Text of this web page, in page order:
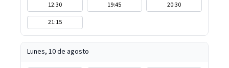
12:30 19:45
20:30
21:15
Lunes, 10 de agosto